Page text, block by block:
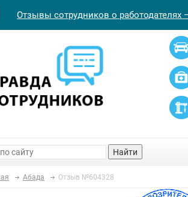
Отзывы сотрудников о
Найти
Абада Отзыв №604328